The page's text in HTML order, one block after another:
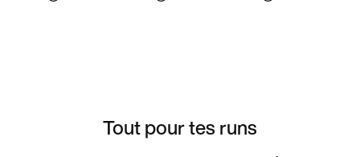
Tout pour tes runs